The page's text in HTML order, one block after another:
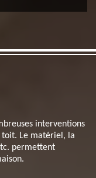
interventions
toit. Le matériel, la
permettent